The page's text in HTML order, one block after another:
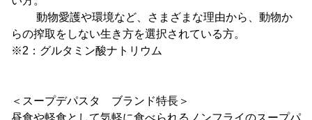
動物愛護や環境など、さまざまな理由から、動物か
らの搾取をしない生き方を選択されている方。
※2：グルタミン酸ナトリウム
＜スープデパスタ ブランド特長＞